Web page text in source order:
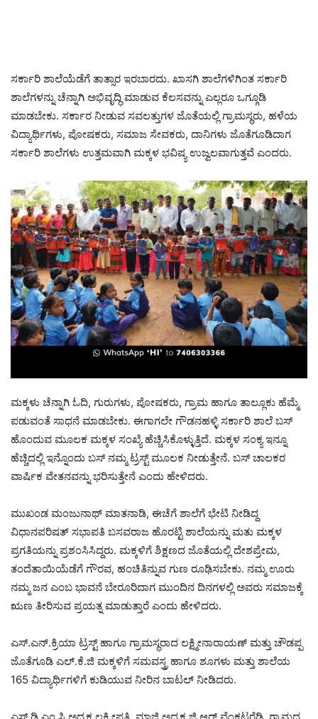
ಸರ್ಕಾರಿ ಶಾಲೆಯೆಡೆಗೆ ತಾತ್ಸಾರ ಇರಬಾರದು. ಖಾಸಗಿ ಶಾಲೆಗಳಿಗಿಂತ ಸರ್ಕಾರಿ
ಶಾಲೆಗಳನ್ನು ಚೆನ್ನಾಗಿ ಅಭಿವೃದ್ಧಿ ಮಾಡುವ ಕೆಲಸವನ್ನು ಎಲ್ಲರೂ ಒಗ್ಗೂಡಿ
ಮಾಡಬೇಕು. ಸರ್ಕಾರ ನೀಡುವ ಸವಲತ್ತುಗಳ ಜೊತೆಯಲ್ಲಿ ಗ್ರಾಮಸ್ಥರು, ಹಳೆಯ
ವಿದ್ಯಾರ್ಥಿಗಳು, ಪೋಷಕರು, ಸಮಾಜ ಸೇವಕರು, ದಾನಿಗಳು ಜೊತೆಗೂಡಿದಾಗ
ಸರ್ಕಾರಿ ಶಾಲೆಗಳು ಉತ್ತಮವಾಗಿ ಮಕ್ಕಳ ಭವಿಷ್ಯ ಉಜ್ವಲವಾಗುತ್ತವೆ ಎಂದರು.
ಮಕ್ಕಳು ಚೆನ್ನಾಗಿ ಓದಿ, ಗುರುಗಳು, ಪೋಷಕರು, ಗ್ರಾಮ ಹಾಗೂ ತಾಲ್ಲೂಕು ಹೆಮ್ಮೆ
ಪಡುವಂತೆ ಸಾಧನೆ ಮಾಡಬೇಕು. ಈಗಾಗಲೇ ಗೌಡನಹಳ್ಳಿ ಸರ್ಕಾರಿ ಶಾಲೆ ಬಸ್
ಹೊಂದುವ ಮೂಲಕ ಮಕ್ಕಳ ಸಂಖ್ಯೆ ಹೆಚ್ಚಿಸಿಕೊಳ್ಳುತ್ತಿದೆ. ಮಕ್ಕಳ ಸಂಕ್ಯ ಇನ್ನೂ
ಹೆಚ್ಚಿದಲ್ಲಿ ಇನ್ನೊಂದು ಬಸ್ ನಮ್ಮ ಟ್ರಸ್ಟ್ ಮೂಲಕ ನೀಡುತ್ತೇನೆ. ಬಸ್ ಚಾಲಕರ
ವಾರ್ಷಿಕ ವೇತನವನ್ನು ಭರಿಸುತ್ತೇನೆ ಎಂದು ಹೇಳಿದರು.
ಮುಖಂಡ ಮಂಜುನಾಥ್ ಮಾತನಾಡಿ, ಈಚೆಗೆ ಶಾಲೆಗೆ ಭೇಟಿ ನೀಡಿದ್ದ
ವಿಧಾನಪರಿಷತ್ ಸಭಾಪತಿ ಬಸವರಾಜ ಹೊರಟ್ಟಿ ಶಾಲೆಯನ್ನು ಮತು ಮಕ್ಕಳ
ಪ್ರಗತಿಯನ್ನು ಪ್ರಶಂಸಿಸಿದ್ದರು. ಮಕ್ಕಳಿಗೆ ಶಿಕ್ಷಣದ ಜೊತೆಯಲ್ಲಿ ದೇಶಪ್ರೇಮ,
ತಂದೆತಾಯಿಯೆಡೆಗೆ ಗೌರವ, ಹಂಚಿತಿನ್ನುವ ಗುಣ ರೂಢಿಸಬೇಕು. ನಮ್ಮ ಊರು
ನಮ್ಮ ಜನ ಎಂಬ ಭಾವನೆ ಬೇರೂರಿದಾಗ ಮುಂದಿನ ದಿನಗಳಲ್ಲಿ ಅವರು ಸಮಾಜಕ್ಕೆ
ಋಣ ತೀರಿಸುವ ಪ್ರಯತ್ನ ಮಾಡುತ್ತಾರೆ ಎಂದು ಹೇಳಿದರು.
ಎಸ್.ಎನ್.ಕ್ರಿಯಾ ಟ್ರಸ್ಟ್ ಹಾಗೂ ಗ್ರಾಮಸ್ಥರಾದ ಲಕ್ಷ್ಮೀನಾರಾಯಣ್ ಮತ್ತು ಚೌಡಪ್ಪ
ಜೊತೆಗೂಡಿ ಎಲ್.ಕೆ.ಜಿ ಮಕ್ಕಳಿಗೆ ಸಮವಸ್ತ್ರ ಹಾಗೂ ಶೂಗಳು ಮತ್ತು ಶಾಲೆಯ
165 ವಿದ್ಯಾರ್ಥಿಗಳಿಗೆ ಕುಡಿಯುವ ನೀರಿನ ಬಾಟಲ್ ನೀಡಿದರು.